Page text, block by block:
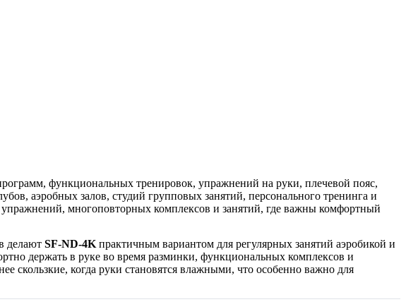
функциональных тренировок, упражнений на руки, плечевой пояс,
аэробных залов, студий групповых занятий, персонального тренинга и
многоповторных комплексов и занятий, где важны комфортный
делают SF-ND-4Kпрактичным вариантом для регулярных занятий аэробикой и
держать в руке во время разминки, функциональных комплексов и
скользкие, когда руки становятся влажными, что особенно важно для